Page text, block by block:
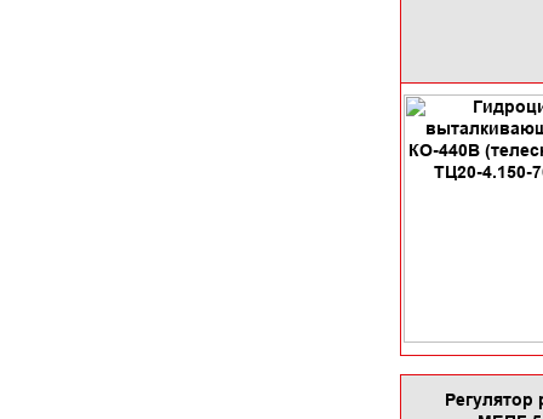
Регулятор